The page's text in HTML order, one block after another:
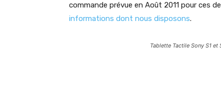
commande prévue en Août 2011 pour ces
informations dont nous disposons.
Tablette Tactile Sony S1 et